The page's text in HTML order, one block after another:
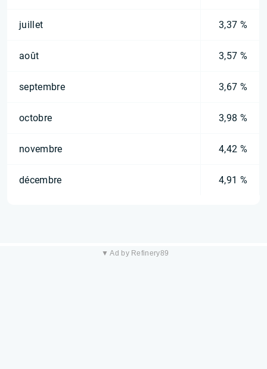
juillet 3,37 %
août 3,57 %
septembre 3,67 %
octobre 3,98 %
novembre 4,42 %
décembre 4,91 %
▼ Ad by Refinery89